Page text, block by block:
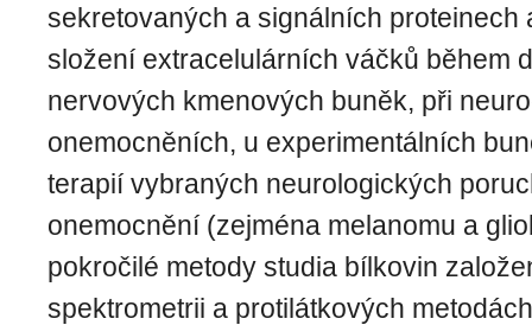
sekretovaných a signálních proteinech
složení extracelulárních váčků během
nervových kmenových buněk, při
onemocněních, u experimentálních
terapií vybraných neurologických
onemocnění (zejména melanomu a
pokročilé metody studia bílkovin
spektrometrii a protilátkových